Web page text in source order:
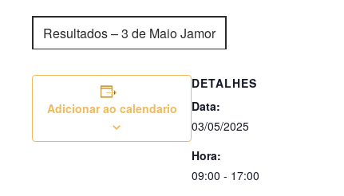
Resultados – 3 de Maio Jamor
Adicionar ao calendario
DETALHES
Data:
03/05/2025
Hora:
09:00 - 17:00